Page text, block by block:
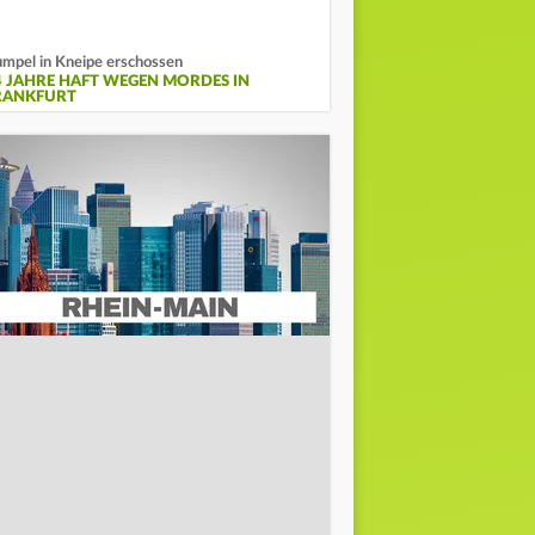
in Kneipe erschossen
JAHRE HAFT WEGEN MORDES IN